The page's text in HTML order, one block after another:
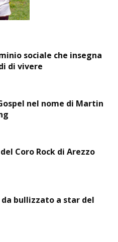
sociale che insegna
di vivere
nel nome di Martin
Coro Rock di Arezzo
da bullizzato a star del